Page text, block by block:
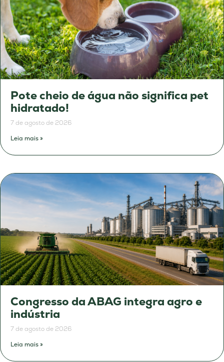
Pote cheio de água não significa pet
hidratado!
7 de agosto de 2026
Leia mais »
Congresso da ABAG integra agro e
indústria
7 de agosto de 2026
Leia mais »